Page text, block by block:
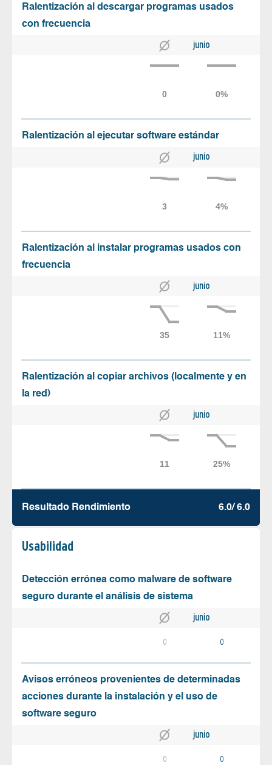
Ralentización al descargar programas usados
con frecuencia
junio
Ralentización al ejecutar software estándar
junio
Ralentización al instalar programas usados con
frecuencia
junio
Ralentización al copiar archivos (localmente y en
la red)
junio
Resultado Rendimiento 6.0/ 6.0
Usabilidad
Detección errónea como malware de software
seguro durante el análisis de sistema
junio
0 0
Avisos erróneos provenientes de determinadas
acciones durante la instalación y el uso de
software seguro
junio
0 0